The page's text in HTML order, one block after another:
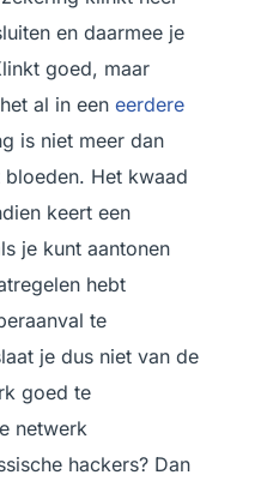
en daarmee je
goed, maar
al in een eerdere
is niet meer dan
Het kwaad
keert een
je kunt aantonen
hebt
te
je dus niet van de
goed te
netwerk
hackers? Dan